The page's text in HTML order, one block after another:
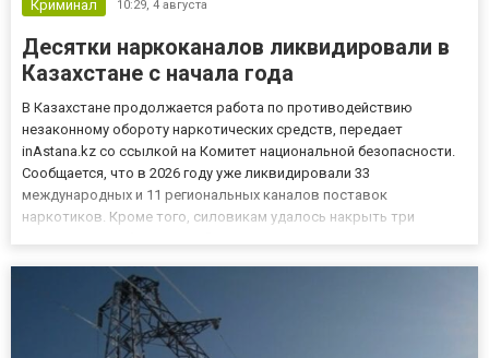
Криминал 10:29, 4 августа
Десятки наркоканалов ликвидировали в
Казахстане с начала года
В Казахстане продолжается работа по противодействию
незаконному обороту наркотических средств, передает
inAstana.kz со ссылкой на Комитет национальной безопасности.
Сообщается, что в 2026 году уже ликвидировали 33
международных и 11 региональных каналов поставок
наркотиков. Кроме того, силовикам удалось накрыть три
масла, 282 кг марихуан...